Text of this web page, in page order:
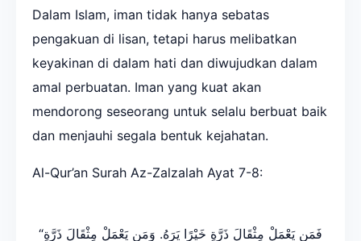
Dalam Islam, iman tidak hanya sebatas
pengakuan di lisan, tetapi harus melibatkan
keyakinan di dalam hati dan diwujudkan dalam
amal perbuatan. Iman yang kuat akan
mendorong seseorang untuk selalu berbuat baik
dan menjauhi segala bentuk kejahatan.
Al-Qur’an Surah Az-Zalzalah Ayat 7-8:
“فَمَن يَعْمَلْ مِثْقَالَ ذَرَّةٍ خَيْرًا يَرَهُ. وَمَن يَعْمَلْ مِثْقَالَ ذَرَّةٍ